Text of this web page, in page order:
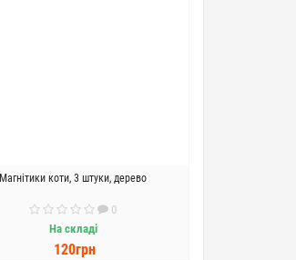
Магнітики коти, 3 штуки, дерево
0
На складі
120грн